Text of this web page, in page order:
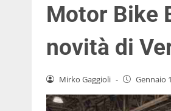
Motor Bike
novità di
Mirko Gaggioli - Gennaio